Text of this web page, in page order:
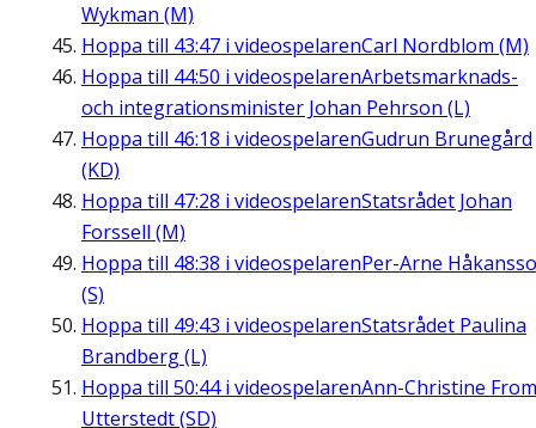
Wykman (M)
Hoppa till 43:47 i videospelarenCarl Nordblom (M)
Hoppa till 44:50 i videospelarenArbetsmarknads-
och integrationsminister Johan Pehrson (L)
Hoppa till 46:18 i videospelarenGudrun Brunegård
(KD)
Hoppa till 47:28 i videospelarenStatsrådet Johan
Forssell (M)
Hoppa till 48:38 i videospelarenPer-Arne
(S)
Hoppa till 49:43 i videospelarenStatsrådet Paulina
Brandberg (L)
Hoppa till 50:44i videospelarenAnn-Christine From
Utterstedt (SD)